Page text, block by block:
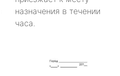
назначения в течении
часа.